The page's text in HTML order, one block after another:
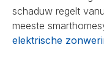
schaduw regelt
meeste
elektrische